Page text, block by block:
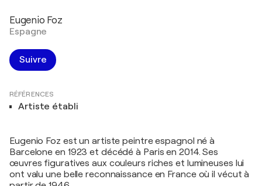
Eugenio Foz
Espagne
Suivre
RÉFÉRENCES
Artiste établi
Eugenio Foz est un artiste peintre espagnol né à
Barcelone en 1923 et décédé à Paris en 2014. Ses
œuvres figuratives aux couleurs riches et lumineuses lui
ont valu une belle reconnaissance en France où il vécut à